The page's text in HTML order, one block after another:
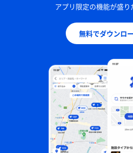
アプリ限定の機能が盛り
無料でダウンロ